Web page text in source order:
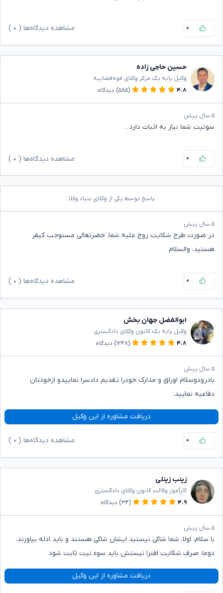
۰ مشاهده دیدگاه‌ها ( ۰
حسین حاجی زاده
وکیل پایه یک مرکز وکلای قوه‌قضاییه
۴.۸
(۵۸۵) دیدگاه
۵ سال پیش
سونیت شما نیاز به اثبات دارد .
۰ مشاهده دیدگاه‌ها ( ۰
پاسخ توسط یکی از وکلای بنیاد وکلا
۵ سال پیش
در صورت طرح شکایت زوج علیه شما، حضرتعالی مستوجب کیفر
هستید، والسلام
۰ مشاهده دیدگاه‌ها ( ۰
ابوالفضل جهان بخش
وکیل پایه یک کانون وکلای دادگستری
۴.۸
(۱۲۴۸) دیدگاه
۵ سال پیش
بادرودوسلام اوراق و مدارک خودرا تقدیم دادسرا نماییدو ازخودتان
دفاعیه نمایید.
دریافت مشاوره از این وکیل
۰ مشاهده دیدگاه‌ها ( ۰
زینب زینلی
کارآموز وکالت کانون وکلای دادگستری
۴.۹
(۳۴) دیدگاه
۵ سال پیش
با سلام، اولا، شما شاکی نیستید ایشان شاکی هستند و باید ادله بیاورند.
دوما، صرف شکایت افترا نیستش باید سوء نیت ثابت شود
دریافت مشاوره از این وکیل